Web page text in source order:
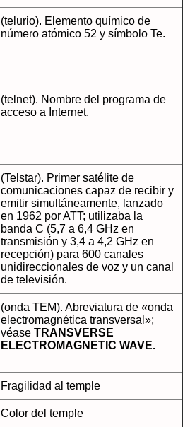
(telurio). Elemento químico de
número atómico 52 y símbolo Te.
(telnet). Nombre del programa de
acceso a Internet.
(Telstar). Primer satélite de
comunicaciones capaz de recibir y
emitir simultáneamente, lanzado
en 1962 por ATT; utilizaba la
banda C (5,7 a 6,4 GHz en
transmisión y 3,4 a 4,2 GHz en
recepción) para 600 canales
unidireccionales de voz y un canal
de televisión.
(onda TEM). Abreviatura de «onda
electromagnética transversal»;
véase TRANSVERSE
ELECTROMAGNETIC WAVE.
Fragilidad al temple
Color del temple